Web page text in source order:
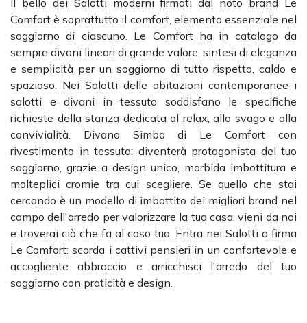
Il bello dei Salotti moderni firmati dal noto brand Le
Comfort è soprattutto il comfort, elemento essenziale nel
soggiorno di ciascuno. Le Comfort ha in catalogo da
sempre divani lineari di grande valore, sintesi di eleganza
e semplicità per un soggiorno di tutto rispetto, caldo e
spazioso. Nei Salotti delle abitazioni contemporanee i
salotti e divani in tessuto soddisfano le specifiche
richieste della stanza dedicata al relax, allo svago e alla
convivialità. Divano Simba di Le Comfort con
rivestimento in tessuto: diventerà protagonista del tuo
soggiorno, grazie a design unico, morbida imbottitura e
molteplici cromie tra cui scegliere. Se quello che stai
cercando è un modello di imbottito dei migliori brand nel
campo dell'arredo per valorizzare la tua casa, vieni da noi
e troverai ciò che fa al caso tuo. Entra nei Salotti a firma
Le Comfort: scorda i cattivi pensieri in un confortevole e
accogliente abbraccio e arricchisci l'arredo del tuo
soggiorno con praticità e design.